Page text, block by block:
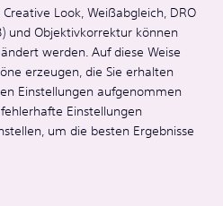
Look, Weißabgleich, DRO
und Objektivkorrektur können
werden. Auf diese Weise
erzeugen, die Sie erhalten
Einstellungen aufgenommen
Einstellungen
um die besten Ergebnisse